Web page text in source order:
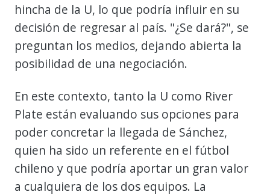
hincha de la U, lo que podría influir en su
decisión de regresar al país. "¿Se dará?", se
preguntan los medios, dejando abierta la
posibilidad de una negociación.
En este contexto, tanto la U como River
Plate están evaluando sus opciones para
poder concretar la llegada de Sánchez,
quien ha sido un referente en el fútbol
chileno y que podría aportar un gran valor
a cualquiera de los dos equipos. La